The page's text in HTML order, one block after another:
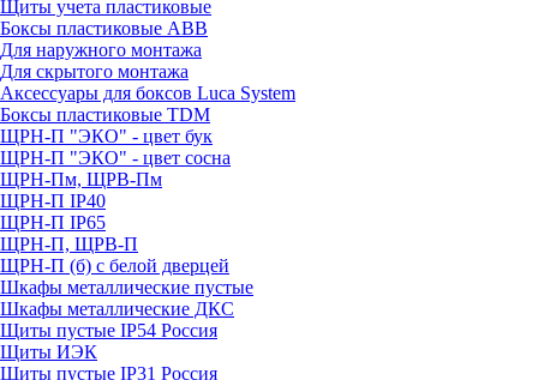
Щиты учета пластиковые
Боксы пластиковые ABB
Для наружного монтажа
Для скрытого монтажа
Аксессуары для боксов Luca System
Боксы пластиковые TDM
ЩРН-П "ЭКО" - цвет бук
ЩРН-П "ЭКО" - цвет сосна
ЩРН-Пм, ЩРВ-Пм
ЩРН-П IP40
ЩРН-П IP65
ЩРН-П, ЩРВ-П
ЩРН-П (б) с белой дверцей
Шкафы металлические пустые
Шкафы металлические ДКС
Щиты пустые IP54 Россия
Щиты ИЭК
Щиты пустые IP31 Россия